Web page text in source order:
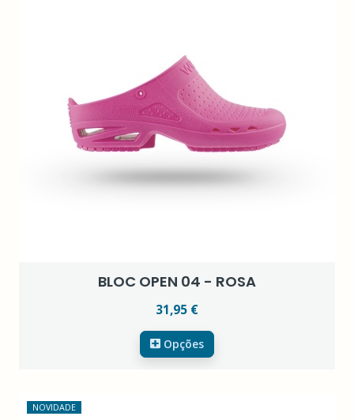
BLOC OPEN 04 - ROSA
31,95 €
Opções
NOVIDADE